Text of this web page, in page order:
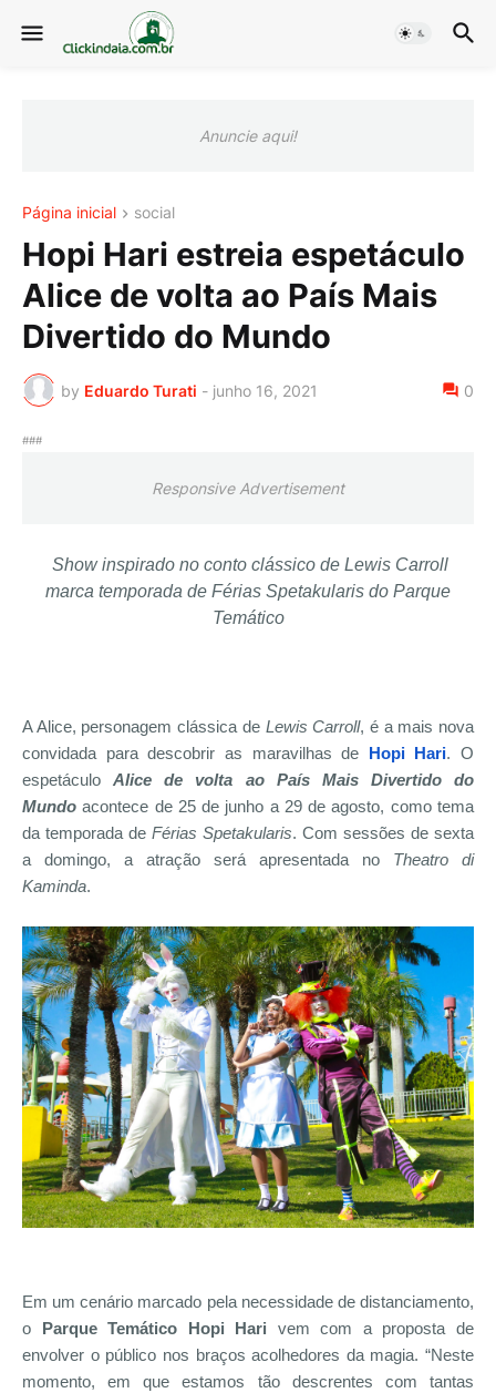
Anuncie aqui!
Página inicial social
Hopi Hari estreia espetáculo
Alice de volta ao País Mais
Divertido do Mundo
by Eduardo Turati - junho 16, 2021 0
###
Responsive Advertisement
Show inspirado no conto clássico de Lewis Carroll
marca temporada de Férias Spetakularis do Parque
Temático
A Alice, personagem clássica deLewis Carroll, é a mais nova
convidada para descobrir as maravilhas de
Hopi Hari. O
espetáculoAlice de volta ao País Mais Divertido do
Mundo acontece de 25 de junho a 29 de agosto, como tema
da temporada de Férias Spetakularis. Com sessões de sexta
a domingo, a atração será apresentada no Theatro di
Kaminda.
Em um cenário marcado pela necessidade de distanciamento,
o
Parque Temático Hopi Hari vem com a proposta de
envolver o público nos braços acolhedores da magia. “Neste
momento, em que estamos tão descrentes com tantas